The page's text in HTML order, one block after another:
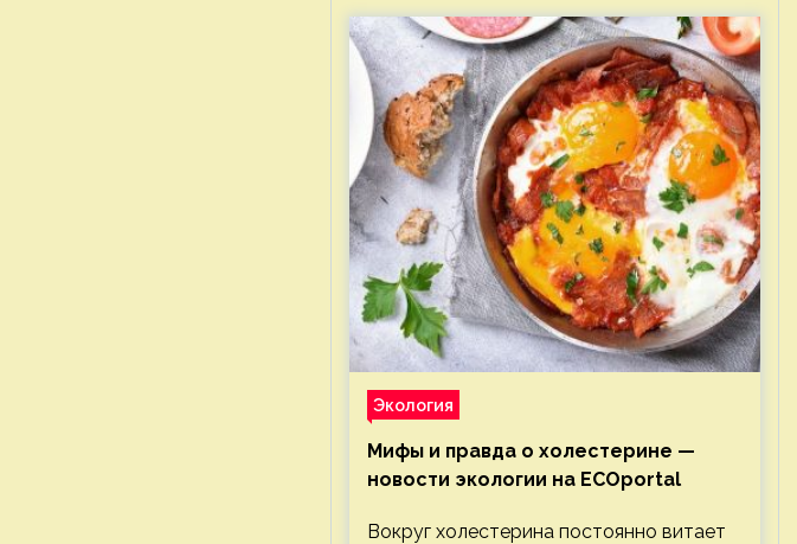
Экология
Мифы и правда о холестерине —
новости экологии на ECOportal
Вокруг холестерина постоянно витает